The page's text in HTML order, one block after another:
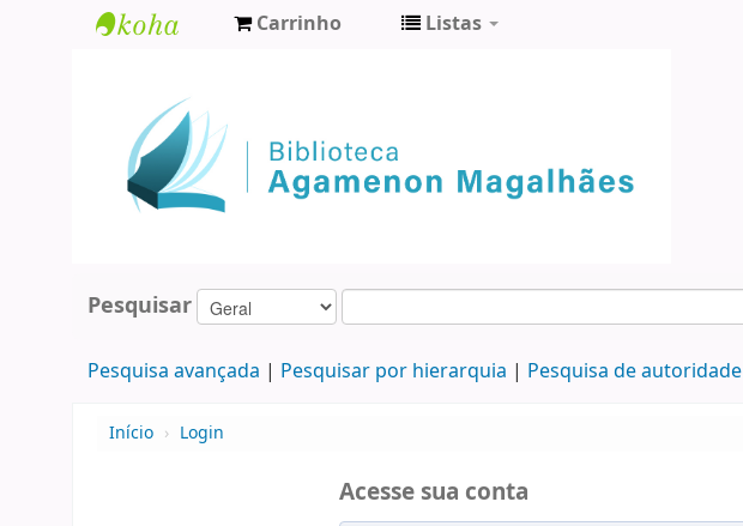
Agamenon
Magalhães
Carrinho Listas
Pesquisar
Pesquisa avançada Pesquisar por hierarquia Pesquisa de autoridade
Início › Login
Acesse sua conta